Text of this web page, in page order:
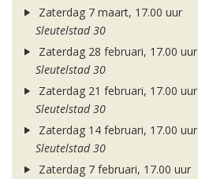
Zaterdag 7 maart, 17.00 uur
Sleutelstad 30
Zaterdag 28 februari, 17.00 uur
Sleutelstad 30
Zaterdag 21 februari, 17.00 uur
Sleutelstad 30
Zaterdag 14 februari, 17.00 uur
Sleutelstad 30
Zaterdag 7 februari, 17.00 uur